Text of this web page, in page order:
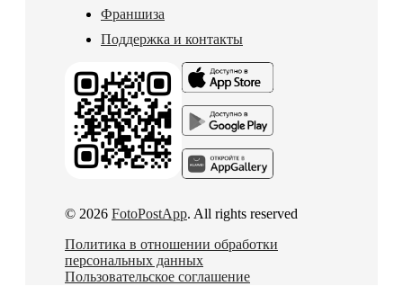
Франшиза
Поддержка и контакты
© 2026 FotoPostApp. All rights reserved
Политика в отношении обработки
персональных данных
Пользовательское соглашение